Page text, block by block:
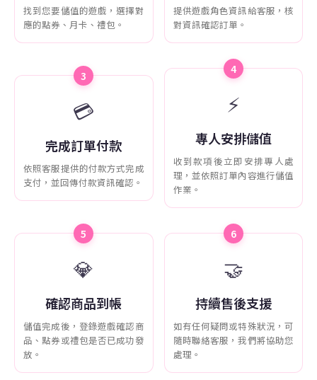
找到您要儲值的遊戲，選擇對
應的點券、月卡、禮包。
提供遊戲角色資訊給客服，核
對資訊確認訂單。
3
💳
完成訂單付款
依照客服提供的付款方式完成
支付，並回傳付款資訊確認。
4
⚡
專人安排儲值
收到款項後立即安排專人處
理，並依照訂單內容進行儲值
作業。
5
💎
確認商品到帳
儲值完成後，登錄遊戲確認商
品、點券或禮包是否已成功發
放。
6
🤝
持續售後支援
如有任何疑問或特殊狀況，可
隨時聯絡客服，我們將協助您
處理。